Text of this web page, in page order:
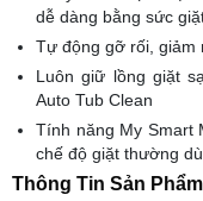
dễ dàng bằng sức
Tự động gỡ rối, giảm
Luôn giữ lồng giặt
Auto Tub Clean
Tính năng My Smart
chế độ giặt thường
Thông Tin Sản Phẩm